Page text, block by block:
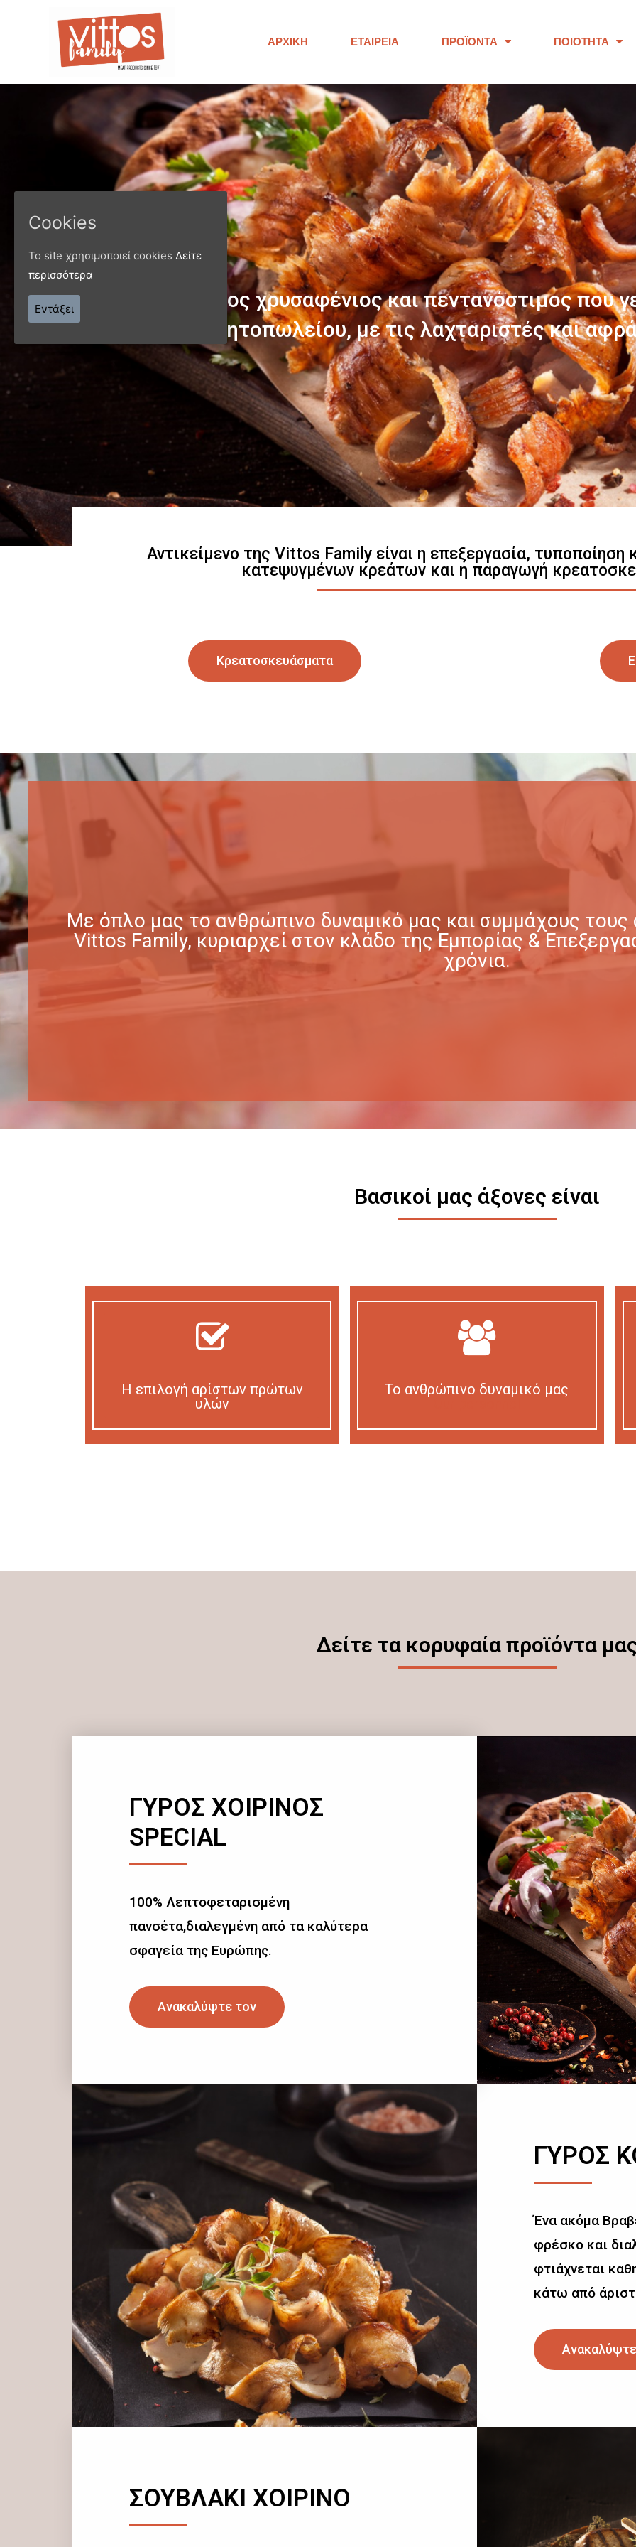
ΑΡΧΙΚΉ ΕΤΑΙΡΕΊΑ ΠΡΟΪΌΝΤΑ ΠΟΙΌΤΗΤΑ
ΠΑΝΩ ΑΠΟ 40 ΧΡΟΝΙΑ
Παράγουμε προϊόντα εξαιρετικής
Γνωρίστε μας
Αντικείμενο της Vittos Family είναι η επεξεργασία,
κατεψυγμένων κρεάτων και η παραγωγή
Κρεατοσκευάσματα
Με όπλο μας το ανθρώπινο δυναμικό μας και συμμάχους τους
Vittos Family, κυριαρχεί στον κλάδο της Εμπορίας &
χρόνια.
Βασικοί μας άξονες είναι
Η επιλογή αρίστων πρώτων
υλών
Το ανθρώπινο δυναμικό μας
Δείτε τα κορυφαία προϊόντα
ΓΥΡΟΣ ΧΟΙΡΙΝΟΣ
SPECIAL
100% Λεπτοφεταρισμένη
πανσέτα,διαλεγμένη από τα καλύτερα
σφαγεία της Ευρώπης.
Ανακαλύψτε τον
ΓΥΡΟΣ
Ένα ακόμα
φρέσκο και
φτιάχνεται
κάτω από
ΣΟΥΒΛΑΚΙ ΧΟΙΡΙΝΟ
Cookies
Το site χρησιμοποιεί cookies Δείτε
περισσότερα
Εντάξει